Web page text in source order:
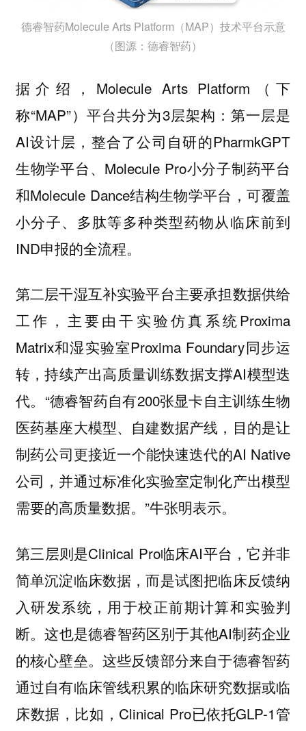
德睿智药Molecule Arts Platform（MAP）技术平台示意
（图源：德睿智药）
据介绍，Molecule Arts Platform（下
称“MAP”）平台共分为3层架构：第一层是
AI设计层，整合了公司自研的PharmkGPT
生物学平台、Molecule Pro小分子制药平台
和Molecule Dance结构生物学平台，可覆盖
小分子、多肽等多种类型药物从临床前到
IND申报的全流程。
第二层干湿互补实验平台主要承担数据供给
工作，主要由干实验仿真系统Proxima
Matrix和湿实验室Proxima Foundary同步运
转，持续产出高质量训练数据支撑AI模型迭
代。“德睿智药自有200张显卡自主训练生物
医药基座大模型、自建数据产线，目的是让
制药公司更接近一个能快速迭代的AI Native
公司，并通过标准化实验室定制化产出模型
需要的高质量数据。”牛张明表示。
第三层则是Clinical Pro临床AI平台，它并非
简单沉淀临床数据，而是试图把临床反馈纳
入研发系统，用于校正前期计算和实验判
断。这也是德睿智药区别于其他AI制药企业
的核心壁垒。这些反馈部分来自于德睿智药
通过自有临床管线积累的临床研究数据或临
床数据，比如，Clinical Pro已依托GLP-1管